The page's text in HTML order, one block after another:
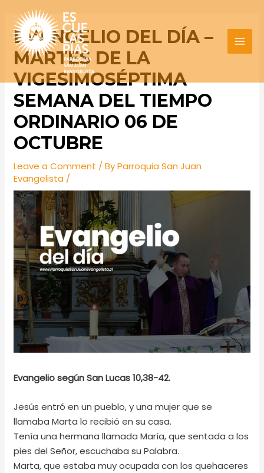
content
EVANGELIO DEL DÍA –
MARTES DE LA
VIGESIMOSÉPTIMA
SEMANA DEL TIEMPO
ORDINARIO 06 DE
OCTUBRE
Leave a Comment / ByParroquia San Juan
Evangelista /
Evangelio según San Lucas 10,38-42.
Jesús entró en un pueblo, y una mujer que se
llamaba Marta lo recibió en su casa.
Tenía una hermana llamada María, que sentada a los
pies del Señor, escuchaba su Palabra.
Marta, que estaba muy ocupada con los quehaceres
Post
navigation